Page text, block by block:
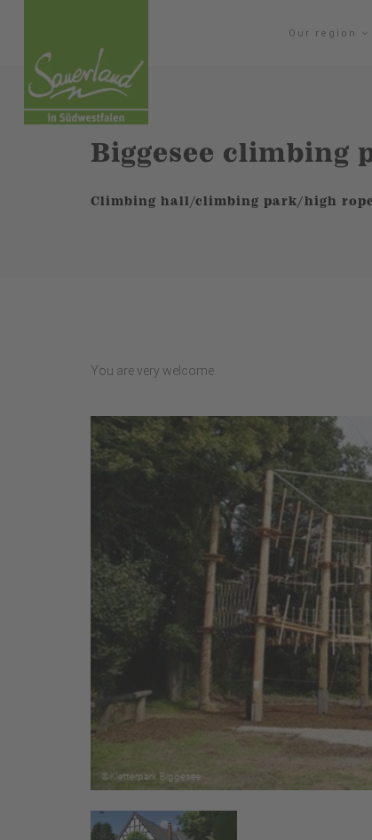
Our region
Biggesee climbing
Climbing hall/climbing park/high
You are very welcome.